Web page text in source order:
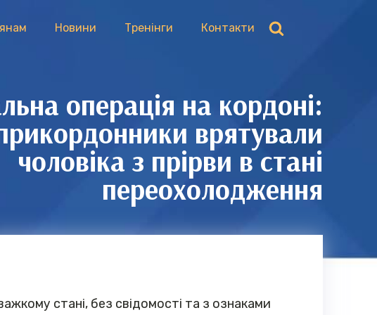
Новини Тренінги Контакти
операція на кордоні:
врятували
чоловіка з прірви в стані
переохолодження
стані, без свідомості та з ознаками